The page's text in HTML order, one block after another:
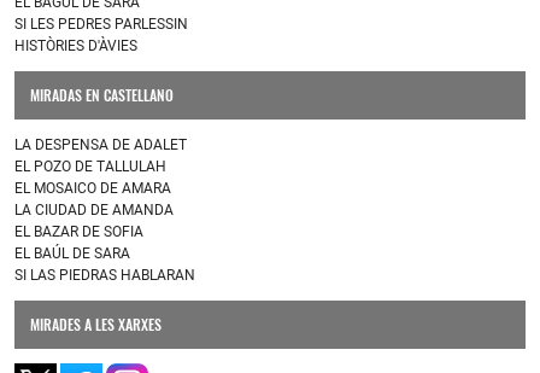
SI LES PEDRES PARLESSIN
HISTÒRIES D'ÀVIES
MIRADAS EN CASTELLANO
LA DESPENSA DE ADALET
EL POZO DE TALLULAH
EL MOSAICO DE AMARA
LA CIUDAD DE AMANDA
EL BAZAR DE SOFIA
EL BAÚL DE SARA
SI LAS PIEDRAS HABLARAN
MIRADES A LES XARXES